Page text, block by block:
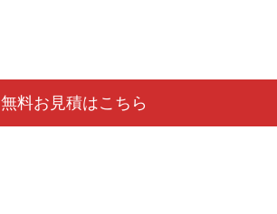
無料お見積はこちら